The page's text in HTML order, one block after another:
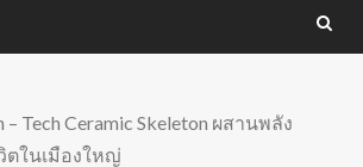
– Tech Ceramic Skeleton ผสานพลัง
ตในเมืองใหญ่